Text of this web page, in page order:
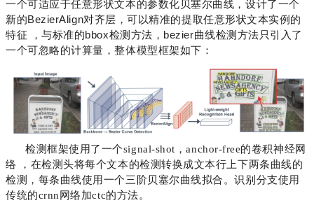
一个可适应于任意形状文本的参数化贝塞尔曲线，设计了一个
新的BezierAlign对齐层，可以精准的提取任意形状文本实例的
特征 ，与标准的bbox检测方法，bezier曲线检测方法只引入了
一个可忽略的计算量，整体模型框架如下：
检测框架使用了一个signal-shot，anchor-free的卷积神经网
络 ，在检测头将每个文本的检测转换成文本行上下两条曲线的
检测，每条曲线使用一个三阶贝塞尔曲线拟合。识别分支使用
传统的crnn网络加ctc的方法。